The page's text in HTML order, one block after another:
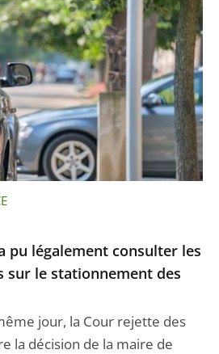
pu légalement consulter les
sur le stationnement des
jour, la Cour rejette des
la décision de la maire de